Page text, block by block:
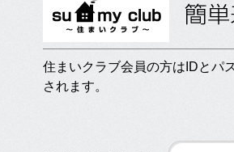
住まいクラブ会員の方はIDとパ
されます。